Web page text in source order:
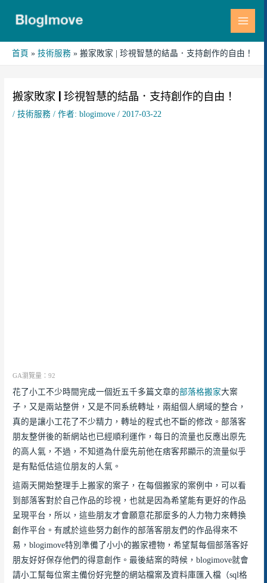
首頁 技術服務 搬家敗家 | 珍視智慧的結晶．支持創作的自由！
搬家敗家 | 珍視智慧的結晶．支持創作的自由！
/技術服務 / 作者:blogimove/2017-03-22
GA瀏覽量：92
花了小工不少時間完成一個近五千多篇文章的部落格搬家大案
子，又是兩站整併，又是不同系統轉址，兩組個人網域的整合，
真的是讓小工花了不少精力，轉址的程式也不斷的修改。部落客
朋友整併後的新網站也已經順利運作，每日的流量也反應出原先
的高人氣，不過，不知道為什麼先前他在痞客邦顯示的流量似乎
是有點低估這位朋友的人氣。
這兩天開始整理手上搬家的案子，在每個搬家的案例中，可以看
到部落客對於自己作品的珍視，也就是因為希望能有更好的作品
呈現平台，所以，這些朋友才會願意花那麼多的人力物力來轉換
創作平台。有感於這些努力創作的部落客朋友們的作品得來不
易，blogimove特別準備了小小的搬家禮物，希望幫每個部落客好
朋友好好保存他們的得意創作。最後結案的時候，blogimove就會
請小工幫每位案主備份好完整的網站檔案及資料庫匯入檔（sql格